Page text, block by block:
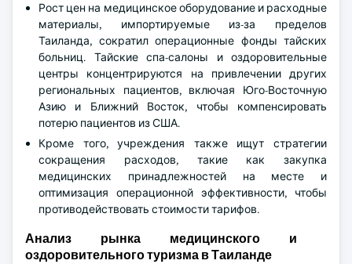
Рост цен на медицинское оборудование и расходные
материалы, импортируемые из-за пределов
Таиланда, сократил операционные фонды тайских
больниц. Тайские спа-салоны и оздоровительные
центры концентрируются на привлечении других
региональных пациентов, включая Юго-Восточную
Азию и Ближний Восток, чтобы компенсировать
потерю пациентов из США.
Кроме того, учреждения также ищут стратегии
сокращения расходов, такие как закупка
медицинских принадлежностей на месте и
оптимизация операционной эффективности, чтобы
противодействовать стоимости тарифов.
Анализ рынка медицинского и
оздоровительного туризма в Таиланде